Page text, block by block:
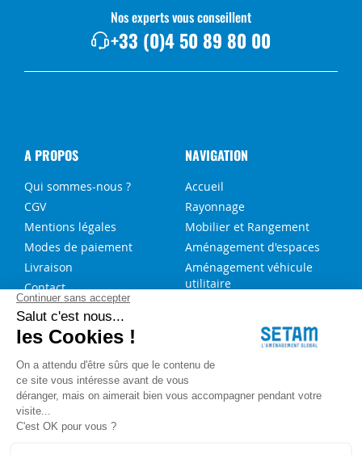
Nos experts vous conseillent
+33 (0)4 50 89 80 00
A PROPOS
Qui sommes-nous ?
CGV
Mentions légales
Modes de paiement
Livraison
Contact
NAVIGATION
Accueil
Rayonnage
Mobilier et Rangement
Aménagement d'espaces
Aménagement véhicule
utilitaire
NOS SERVICES
FAQ
Blog
Aide au choix rayonnage
Service de montage